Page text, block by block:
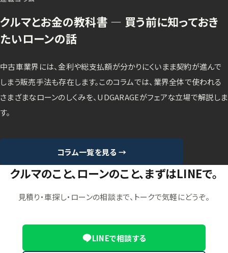
クルマとお金の教科書 ― 買う前に知っておき
たいローンの話
中古車業界には、金利や総支払額が分かりにくいまま契約が進んで
しまう販売手法も存在します。このコラムでは、業界全体で使われる
さまざまなローンのしくみを、UDGARAGEがフェアな立場で解説しま
す。
コラム一覧を見る →
クルマのこと、ローンのこと、まずはLINEで。
見積り・車探し・ローンの相談まで、トークで気軽にどうぞ。
LINEで相談する